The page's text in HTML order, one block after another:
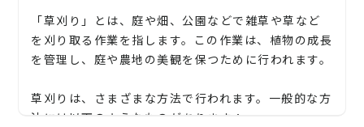
に、庭や畑に美しい表面を提供します。
手作業による雑草の抜き取り:
雑草対策の方法です。特に小さな庭や花壇などのエリ
ステリア工事まで自社で一気通貫で行っております。
見積もりは無料ですので、お庭のことなら当社にお気
お庭や木に関するお悩みに全力でご対応させて頂き
「草刈り」とは、庭や畑、公園などで雑草や草など
を刈り取る作業を指します。この作業は、植物の成長
を管理し、庭や農地の美観を保つために行われます。
草刈りは、さまざまな方法で行われます。一般的な方
法には以下のようなものがあります：